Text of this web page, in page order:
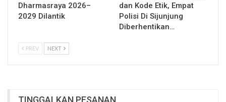
Dharmasraya 2026–
2029 Dilantik
dan Kode Etik, Empat
Polisi Di Sijunjung
Diberhentikan…
PREV NEXT
TINGGALKAN PESANAN